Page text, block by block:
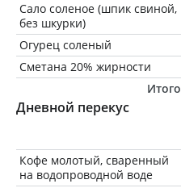
Сало соленое (шпик свиной,
без шкурки)
Огурец соленый
Сметана 20% жирности
Итого
Дневной перекус
Кофе молотый, сваренный
на водопроводной воде